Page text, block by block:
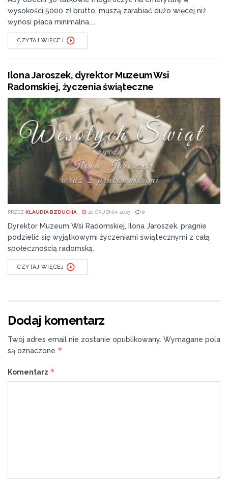
Tags: Enea Wytwarzanie
wysokości 5000 zł brutto, muszą zarabiać dużo więcej niż
wynosi płaca minimalna....
CZYTAJ WIĘCEJ
Ilona Jaroszek, dyrektor Muzeum Wsi
Radomskiej, życzenia świąteczne
PRZEZ KLAUDIA BZDUCHA 20 GRUDNIA 2023 0
Dyrektor Muzeum Wsi Radomskiej, Ilona Jaroszek, pragnie
podzielić się wyjątkowymi życzeniami świątecznymi z całą
społecznością radomską.
CZYTAJ WIĘCEJ
Dodaj komentarz
Twój adres email nie zostanie opublikowany. Wymagane pola
są oznaczone *
Komentarz *